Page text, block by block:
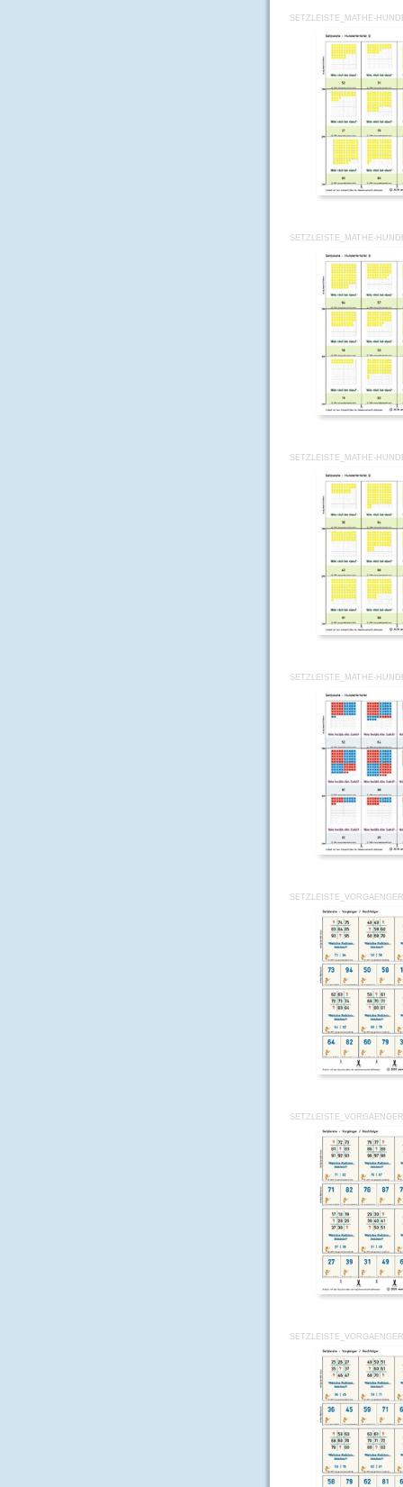
SETZLEISTE_MATHE-
SETZLEISTE_MATHE-
SETZLEISTE_MATHE-
SETZLEISTE_MATHE-